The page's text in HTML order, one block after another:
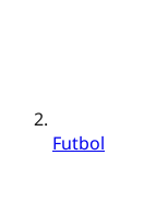
Futbol